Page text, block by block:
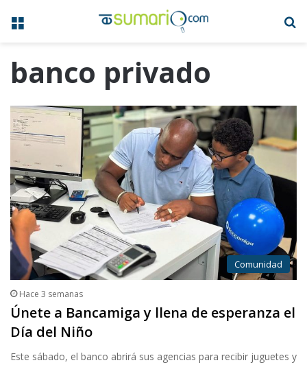
Menú
banco privado
Comunidad
Hace 3 semanas
Únete a Bancamiga y llena de esperanza el
Día del Niño
Este sábado, el banco abrirá sus agencias para recibir juguetes y